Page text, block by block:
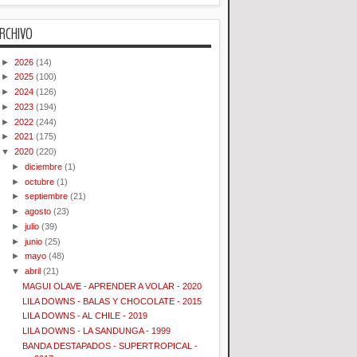
► 2026 (14)
► 2025 (100)
► 2024 (126)
► 2023 (194)
► 2022 (244)
► 2021 (175)
▼ 2020 (220)
►diciembre (1)
►octubre (1)
►septiembre (21)
►agosto (23)
►julio (39)
►junio (25)
►mayo (48)
▼abril (21)
MAGUI OLAVE - APRENDER A VOLAR - 2020
LILA DOWNS - BALAS Y CHOCOLATE - 2015
LILA DOWNS - AL CHILE - 2019
LILA DOWNS - LA SANDUNGA - 1999
BANDA DESTAPADOS - SUPERTROPICAL -